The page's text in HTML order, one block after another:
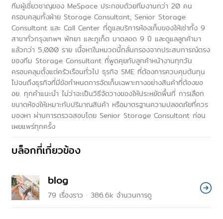
ทีมผู้เชี่ยวชาญของ MeSpace ประกอบด้วยทีมงานกว่า 20 คน
ครอบคลุมทั้งฝ่าย Storage Consultant, Senior Storage
Consultant และ Call Center ที่ดูแลบริการห้องเก็บของให้เช่าทั้ง 9
สาขาทั่วกรุงเทพฯ พัทยา และภูเก็ต มาตลอด 9 ปี และดูแลลูกค้ามา
แล้วกว่า 5,000 ราย เนื้อหาในหมวดนี้กลั่นกรองจากประสบการณ์ตรง
ของทีม Storage Consultant ที่พูดคุยกับลูกค้าหน้างานทุกวัน
ครอบคลุมตั้งแต่ครัวเรือนทั่วไป ธุรกิจ SME ที่ต้องการควบคุมต้นทุน
ไปจนถึงธุรกิจที่มีข้อกำหนดการจัดเก็บเฉพาะทางอย่างสินค้าที่ต้องขอ
อย. ทุกคำแนะนำ ไม่ว่าจะเป็นวิธีจัดวางของให้ประหยัดพื้นที่ การเลือก
ขนาดห้องให้เหมาะกับปริมาณสินค้า หรือมาตรฐานความปลอดภัยที่ควร
มองหา ผ่านการตรวจสอบโดย Senior Storage Consultant ก่อน
เผยแพร่ทุกครั้ง
บล็อกที่เกี่ยวข้อง
blog
79 เรื่องราว · 386.6k จำนวนการดู